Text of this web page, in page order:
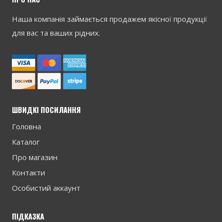
Наша компанія займається продажем якісної продукції
для вас та ваших рідних.
ШВИДКІ ПОСИЛАННЯ
Головна
Каталог
Про магазин
Контакти
Особистий аккаунт
ПІДКАЗКА